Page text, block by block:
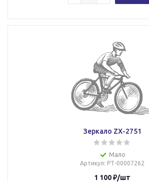
Зеркало ZX-2751
Мало
Артикул: РТ-00007262
1 100₽/шт